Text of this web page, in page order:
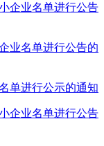
企业名单进行公告
业名单进行公告的
单进行公示的通知
企业名单进行公告